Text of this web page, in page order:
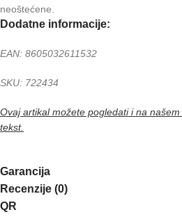
neoštećene.
Dodatne informacije:
EAN: 8605032611532
SKU: 722434
Ovaj artikal možete pogledati i na
tekst.
Garancija
Recenzije (0)
QR